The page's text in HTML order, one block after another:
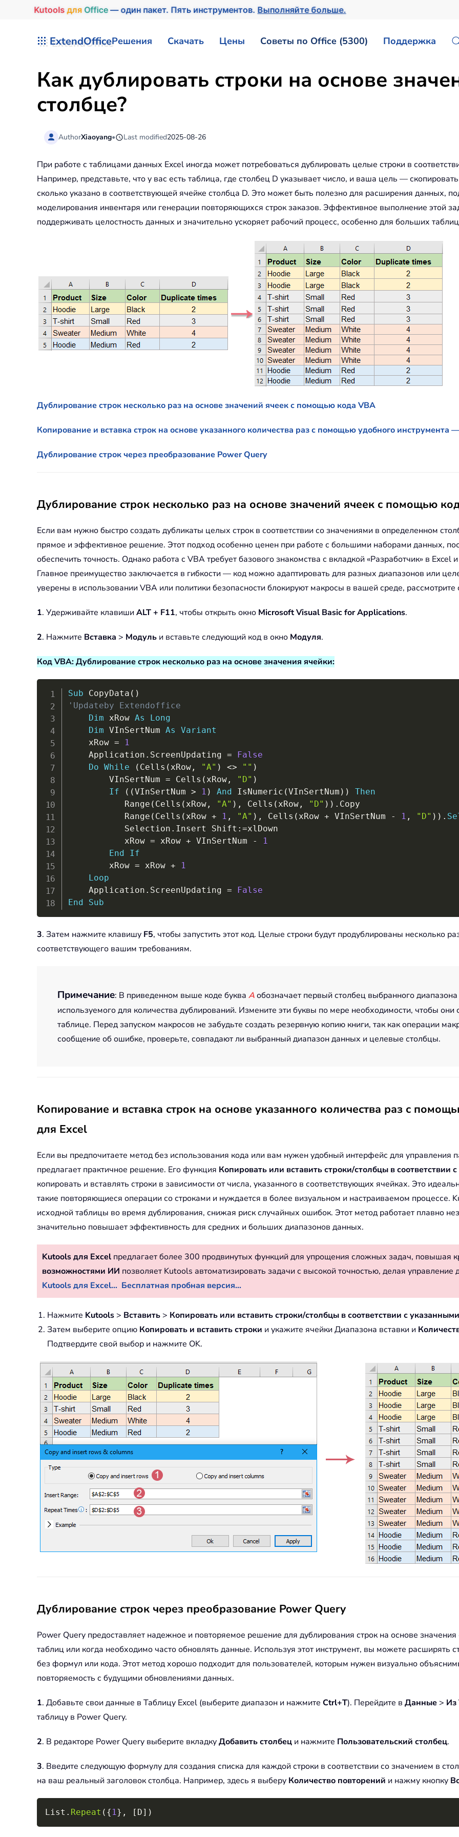
Kutools для Office— один пакет. Пять инструментов.Выполняйте больше.
ExtendOfficeРешения Скачать Цены Советы по Office (5300) Поддержка
Как дублировать строки на основе
столбце?
AuthorXiaoyang• Last modified2025-08-26
При работе с таблицами данных Excel иногда может потребоваться дублировать целые строки в
Например, представьте, что у вас есть таблица, где столбец D указывает число, и ваша цель —
сколько указано в соответствующей ячейке столбца D. Это может быть полезно для расширения данных,
моделирования инвентаря или генерации повторяющихся строк заказов. Эффективное выполнение этой
поддерживать целостность данных и значительно ускоряет рабочий процесс, особенно для больших
Дублирование строк несколько раз на основе значений ячеек с помощью кода VBA
Копирование и вставка строк на основе указанного количества раз с помощью удобного инструмента
Дублирование строк через преобразование Power Query
Дублирование строк несколько раз на основе значений ячеек с помощью
Если вам нужно быстро создать дубликаты целых строк в соответствии со значениями в определенном
прямое и эффективное решение. Этот подход особенно ценен при работе с большими наборами данных,
обеспечить точность. Однако работа с VBA требует базового знакомства с вкладкой «Разработчик» в
Главное преимущество заключается в гибкости — код можно адаптировать для разных диапазонов или
уверены в использовании VBA или политики безопасности блокируют макросы в вашей среде,
1. Удерживайте клавиши ALT + F11, чтобы открыть окно Microsoft Visual Basic for Applications.
2. Нажмите Вставка > Модуль и вставьте следующий код в окно Модуля.
Код VBA: Дублирование строк несколько раз на основе значения ячейки:
Sub CopyData ( )
'Updateby Extendoffice
Dim xRow As
Long
Dim VInSertNum As
Variant
    xRow
=
1
    Application
. ScreenUpdating =
False
Do While ( Cells ( xRow, "A" ) <> "" )
        VInSertNum
= Cells ( xRow, "D" )
If
( (VInSertNum > 1 ) And IsNumeric (VInSertNum ) )
Then
           Range
( Cells ( xRow, "A" ) , Cells ( xRow, "D" ) ) . Copy
           Range
( Cells ( xRow + 1 , "A" ) , Cells ( xRow + VInSertNum - 1 , "D" ) ) .
           Selection
. Insert Shift : =xlDown
           xRow
= xRow + VInSertNum -
1
End
If
        xRow
= xRow +
1
Loop
    Application
. ScreenUpdating =
False
End
Sub
3. Затем нажмите клавишу F5, чтобы запустить этот код. Целые строки будут продублированы несколько
соответствующего вашим требованиям.
Примечание: В приведенном выше коде буква Aобозначает первый столбец выбранного
используемого для количества дублирований. Измените эти буквы по мере необходимости, чтобы они
таблице. Перед запуском макросов не забудьте создать резервную копию книги, так как операции
сообщение об ошибке, проверьте, совпадают ли выбранный диапазон данных и целевые столбцы.
Копирование и вставка строк на основе указанного количества раз с
для Excel
Если вы предпочитаете метод без использования кода или вам нужен удобный интерфейс для управления
предлагает практичное решение. Его функция Копировать или вставить строки/столбцы в
копировать и вставлять строки в зависимости от числа, указанного в соответствующих ячейках. Это
такие повторяющиеся операции со строками и нуждается в более визуальном и настраиваемом процессе.
исходной таблицы во время дублирования, снижая риск случайных ошибок. Этот метод работает плавно
значительно повышает эффективность для средних и больших диапазонов данных.
Kutools для Excel предлагает более 300 продвинутых функций для упрощения сложных задач, повышая
возможностями ИИ позволяет Kutools автоматизировать задачи с высокой точностью, делая
Kutools для Excel... Бесплатная пробная версия...
Нажмите Kutools > Вставить > Копировать или вставить строки/столбцы в соответствии с
Затем выберите опцию Копировать и вставить строки и укажите ячейки Диапазона вставки и
Подтвердите свой выбор и нажмите OK.
Дублирование строк через преобразование Power Query
Power Query предоставляет надежное и повторяемое решение для дублирования строк на основе
таблиц или когда необходимо часто обновлять данные. Используя этот инструмент, вы можете расширять
без формул или кода. Этот метод хорошо подходит для пользователей, которым нужен визуально
повторяемость с будущими обновлениями данных.
1. Добавьте свои данные в Таблицу Excel (выберите диапазон и нажмите Ctrl+T). Перейдите в Данные > Из
таблицу в Power Query.
2. В редакторе Power Query выберите вкладкуДобавить столбец и нажмите Пользовательский столбец.
3. Введите следующую формулу для создания списка для каждой строки в соответствии со значением в
на ваш реальный заголовок столбца. Например, здесь я выберу Количество повторений и нажму кнопку
List. Repeat ( { 1} , [ D] )